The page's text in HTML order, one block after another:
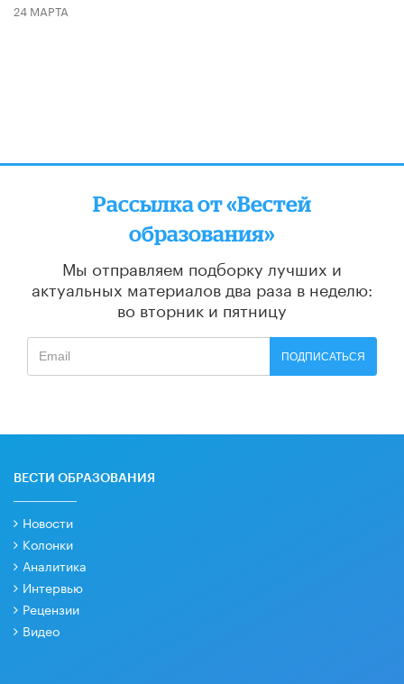
24 МАРТА
Рассылка от «Вестей
образования»
Мы отправляем подборку лучших и
актуальных материалов два раза в неделю:
во вторник и пятницу
ПОДПИСАТЬСЯ
ВЕСТИ ОБРАЗОВАНИЯ
Новости
Колонки
Аналитика
Интервью
Рецензии
Видео